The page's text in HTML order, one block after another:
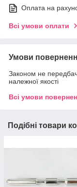
Оплата на
Всі умови оплати
Умови
Законом не
належної якості
Всі умови
Подібні товари